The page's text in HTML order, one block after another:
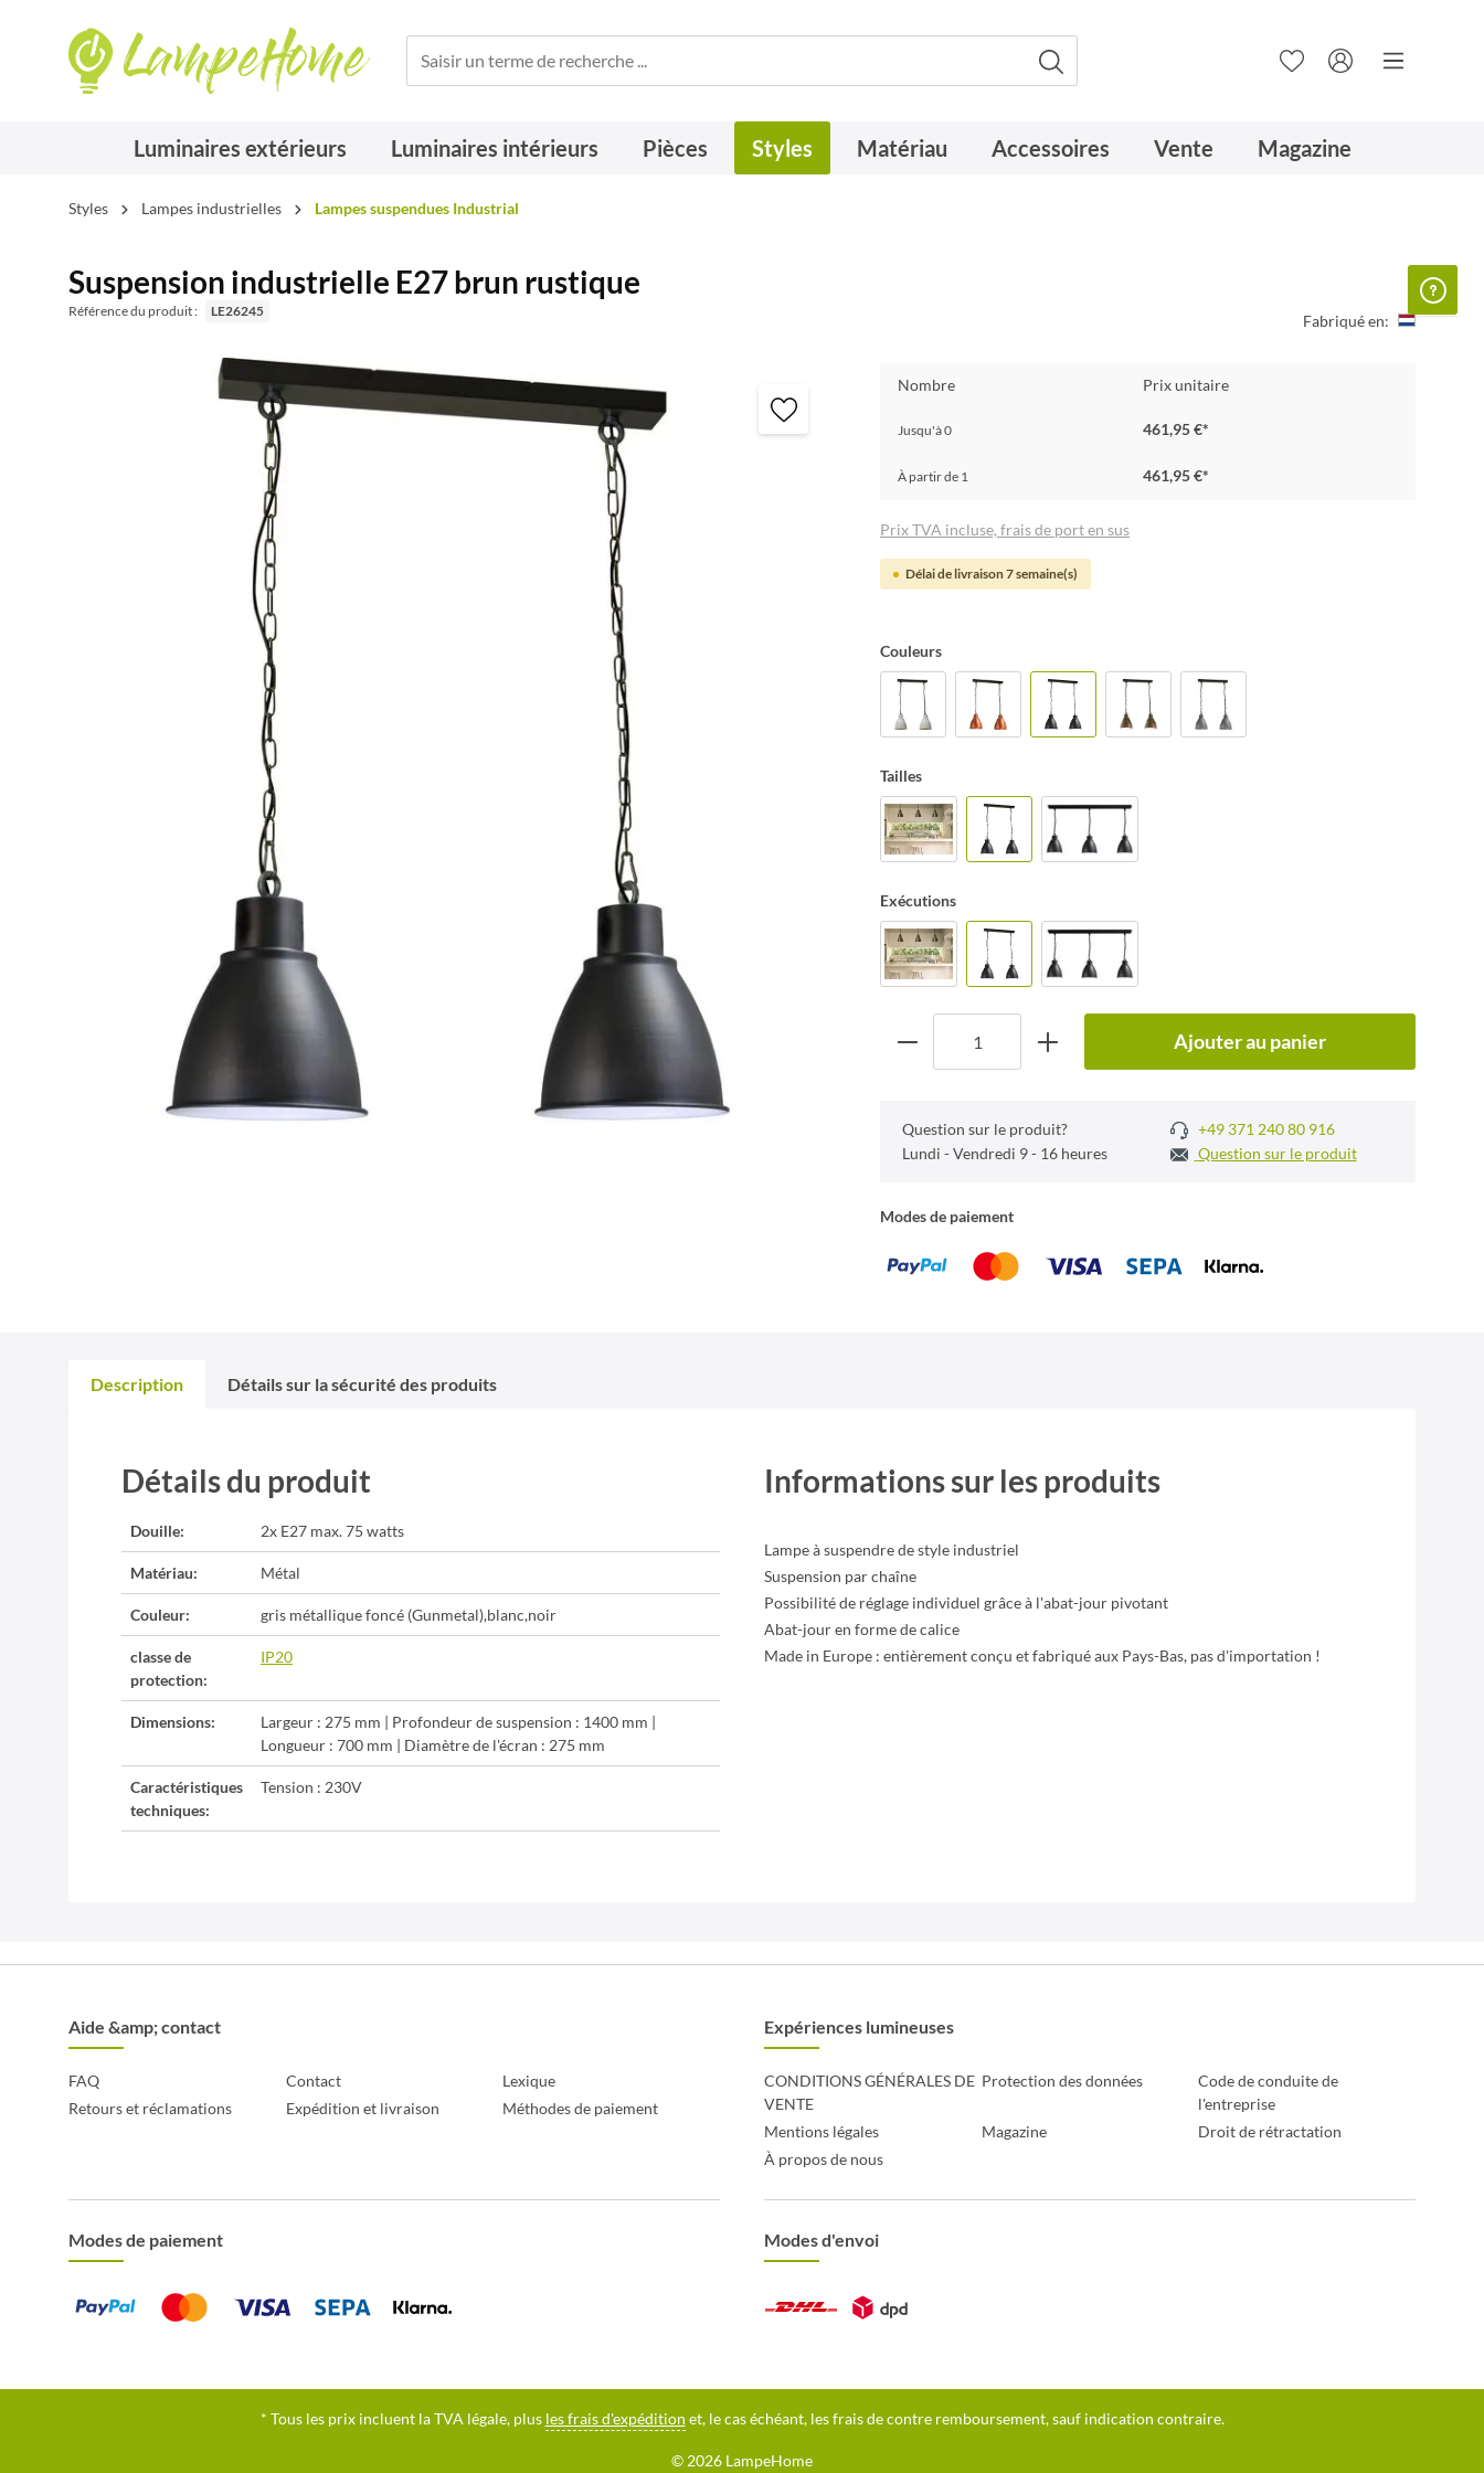
Luminaires extérieurs Luminaires intérieurs Pièces Styles Matériau Accessoires Vente Magazine
Styles Lampes industrielles Lampes suspendues Industrial
Suspension industrielle E27 brun rustique
Référence du produit : LE26245 Fabriqué en:
Nombre Prix unitaire
Jusqu'à0 461,95 €*
À partir de 1 461,95 €*
Prix TVA incluse, frais de port en sus
Délai de livraison 7 semaine(s)
Couleurs
Tailles
Exécutions
Ajouter au panier
Question sur le produit?
+49 371 240 80 916
Lundi - Vendredi 9 - 16 heures
Question sur le produit
Modes de paiement
Description Détails sur la sécurité des produits
Détails du produit
Douille: 2x E27 max. 75 watts
Matériau: Métal
Couleur: gris métallique foncé (Gunmetal),blanc,noir
classe de
protection:
IP20
Dimensions:
Largeur : 275 mm | Profondeur de suspension : 1400 mm |
Longueur : 700 mm | Diamètre de l'écran : 275 mm
Caractéristiques
techniques:
Tension : 230V
Informations sur les produits
Lampe à suspendre de style industriel
Suspension par chaîne
Possibilité de réglage individuel grâce à l'abat-jour pivotant
Abat-jour en forme de calice
Made in Europe : entièrement conçu et fabriqué aux Pays-Bas, pas d'importation !
Aide &amp; contact
FAQ Contact
Lexique
Retours et réclamations
Expédition et livraison Méthodes de paiement
Expériences lumineuses
CONDITIONS GÉNÉRALES DE
VENTE
Protection des données
Code de conduite de
l'entreprise
Mentions légales
Magazine
Droit de rétractation
À propos de nous
Modes de paiement Modes d'envoi
* Tous les prix incluent la TVA légale, plus les frais d'expédition et, le cas échéant, les frais de contre remboursement, sauf indication contraire.
© 2026 LampeHome